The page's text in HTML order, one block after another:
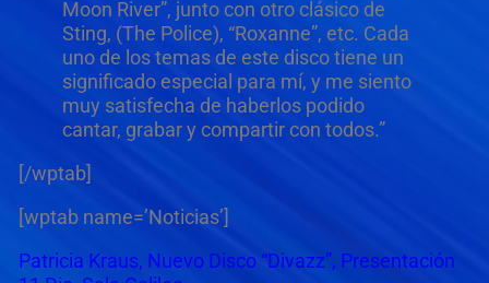
Moon River”, junto con otro clásico de
Sting, (The Police), “Roxanne”, etc. Cada
uno de los temas de este disco tiene un
significado especial para mí, y me siento
muy satisfecha de haberlos podido
cantar, grabar y compartir con todos.”
[/wptab]
[wptab name=’Noticias’]
Patricia Kraus, Nuevo Disco “Divazz”, Presentación